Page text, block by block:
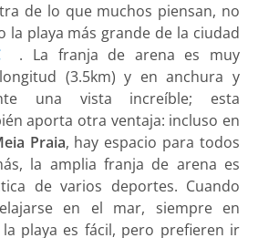
de lo que muchos piensan, no
la playa más grande de la ciudad
. La franja de arena es muy
(3.5km) y en anchura y
una vista increíble; esta
aporta otra ventaja: incluso en
Praia, hay espacio para todos
la amplia franja de arena es
de varios deportes. Cuando
en el mar, siempre en
la playa es fácil, pero prefieren ir